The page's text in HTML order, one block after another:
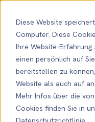
Diese Website
Computer. Diese
Ihre Website-
einen persönlich auf
bereitstellen zu
Website als auch auf
Mehr Infos über die
Cookies finden Sie in